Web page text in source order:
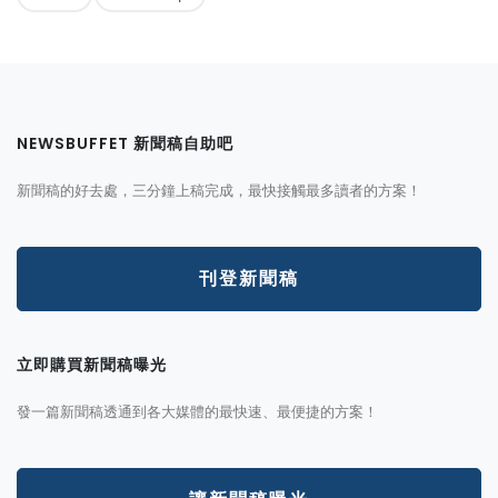
NEWSBUFFET 新聞稿自助吧
新聞稿的好去處，三分鐘上稿完成，最快接觸最多讀者的方案！
刊登新聞稿
立即購買新聞稿曝光
發一篇新聞稿透通到各大媒體的最快速、最便捷的方案！